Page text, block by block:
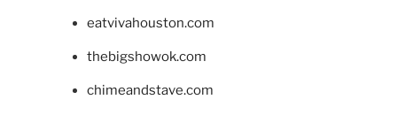
eatvivahouston.com
thebigshowok.com
chimeandstave.com